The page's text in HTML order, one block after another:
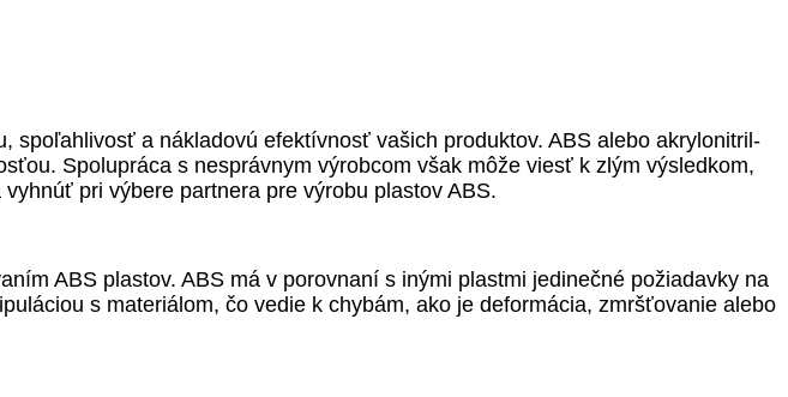
spoľahlivosť a nákladovú efektívnosť vašich produktov. ABS alebo akrylonitril-
Spolupráca s nesprávnym výrobcom však môže viesť k zlým výsledkom,
pri výbere partnera pre výrobu plastov ABS.
ABS plastov. ABS má v porovnaní s inými plastmi jedinečné požiadavky na
s materiálom, čo vedie k chybám, ako je deformácia, zmršťovanie alebo